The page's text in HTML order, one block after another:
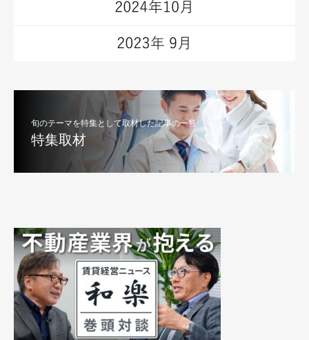
旬のテーマを特集として取材した記事の一覧
特集取材